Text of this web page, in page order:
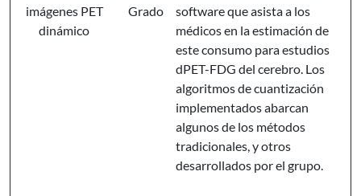
imágenes PET
dinámico
Grado
software que asista a los
médicos en la estimación de
este consumo para estudios
dPET-FDG del cerebro. Los
algoritmos de cuantización
implementados abarcan
algunos de los métodos
tradicionales, y otros
desarrollados por el grupo.